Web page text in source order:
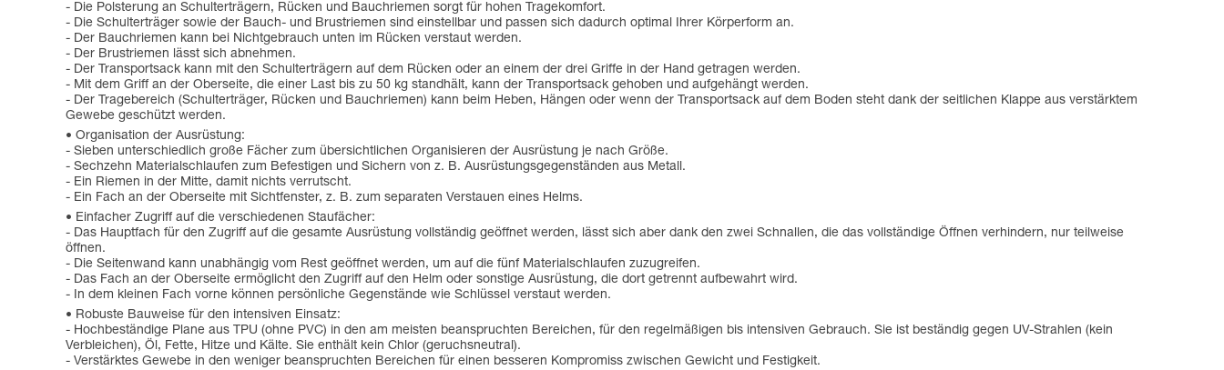
- Die Polsterung an Schulterträgern, Rücken und Bauchriemen sorgt für hohen Tragekomfort.
- Die Schulterträger sowie der Bauch- und Brustriemen sind einstellbar und passen sich dadurch optimal Ihrer Körperform an.
- Der Bauchriemen kann bei Nichtgebrauch unten im Rücken verstaut werden.
- Der Brustriemen lässt sich abnehmen.
- Der Transportsack kann mit den Schulterträgern auf dem Rücken oder an einem der drei Griffe in der Hand getragen werden.
- Mit dem Griff an der Oberseite, die einer Last bis zu 50 kg standhält, kann der Transportsack gehoben und aufgehängt werden.
- Der Tragebereich (Schulterträger, Rücken und Bauchriemen) kann beim Heben, Hängen oder wenn der Transportsack auf dem Boden steht dank der seitlichen Klappe aus verstärktem
Gewebe geschützt werden.
Organisation der Ausrüstung:
- Sieben unterschiedlich große Fächer zum übersichtlichen Organisieren der Ausrüstung je nach Größe.
- Sechzehn Materialschlaufen zum Befestigen und Sichern von z. B. Ausrüstungsgegenständen aus Metall.
- Ein Riemen in der Mitte, damit nichts verrutscht.
- Ein Fach an der Oberseite mit Sichtfenster, z. B. zum separaten Verstauen eines Helms.
Einfacher Zugriff auf die verschiedenen Staufächer:
- Das Hauptfach für den Zugriff auf die gesamte Ausrüstung vollständig geöffnet werden, lässt sich aber dank den zwei Schnallen, die das vollständige Öffnen verhindern, nur teilweise
öffnen.
- Die Seitenwand kann unabhängig vom Rest geöffnet werden, um auf die fünf Materialschlaufen zuzugreifen.
- Das Fach an der Oberseite ermöglicht den Zugriff auf den Helm oder sonstige Ausrüstung, die dort getrennt aufbewahrt wird.
- In dem kleinen Fach vorne können persönliche Gegenstände wie Schlüssel verstaut werden.
Robuste Bauweise für den intensiven Einsatz:
- Hochbeständige Plane aus TPU (ohne PVC) in den am meisten beanspruchten Bereichen, für den regelmäßigen bis intensiven Gebrauch. Sie ist beständig gegen UV-Strahlen (kein
Verbleichen), Öl, Fette, Hitze und Kälte. Sie enthält kein Chlor (geruchsneutral).
- Verstärktes Gewebe in den weniger beanspruchten Bereichen für einen besseren Kompromiss zwischen Gewicht und Festigkeit.